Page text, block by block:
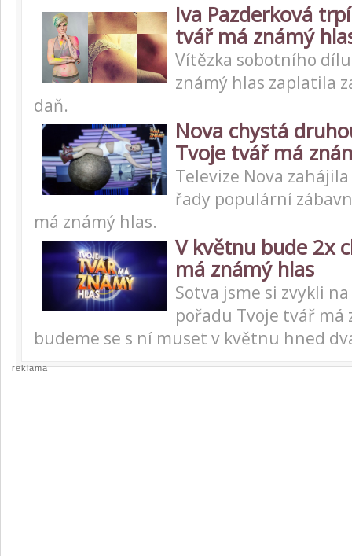
Iva Pazderková
tvář má známý
Vítězka sobotního
známý hlas zaplatila
daň.
Nova chystá
Tvoje tvář má
Televize Nova
řady populární
má známý hlas.
V květnu bude 2x
má známý hlas
Sotva jsme si zvykli
pořadu Tvoje tvář má
budeme se s ní muset v květnu hned
reklama